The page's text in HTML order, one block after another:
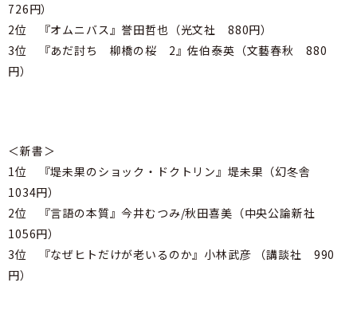
726円）
2位 『オムニバス』誉田哲也（光文社 880円）
3位 『あだ討ち 柳橋の桜 2』佐伯泰英（文藝春秋 880
円）
＜新書＞
1位 『堤未果のショック・ドクトリン』堤未果（幻冬舎
1034円）
2位 『言語の本質』今井むつみ/秋田喜美（中央公論新社
1056円）
3位 『なぜヒトだけが老いるのか』小林武彦 （講談社 990
円）